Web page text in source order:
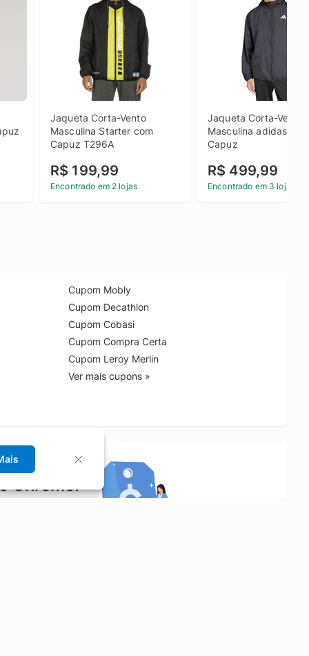
Jaqueta Corta-Vento
Masculina Starter com
Capuz T296A
R$ 199,99
Encontrado em 2 lojas
Jaqueta Corta-Vento
Masculina adidas com
Capuz
R$ 499,99
Encontrado em 3 lojas
Cupom Mobly
Cupom Decathlon
Cupom Cobasi
Cupom Compra Certa
Cupom Leroy Merlin
Ver mais cupons »
Chrome!